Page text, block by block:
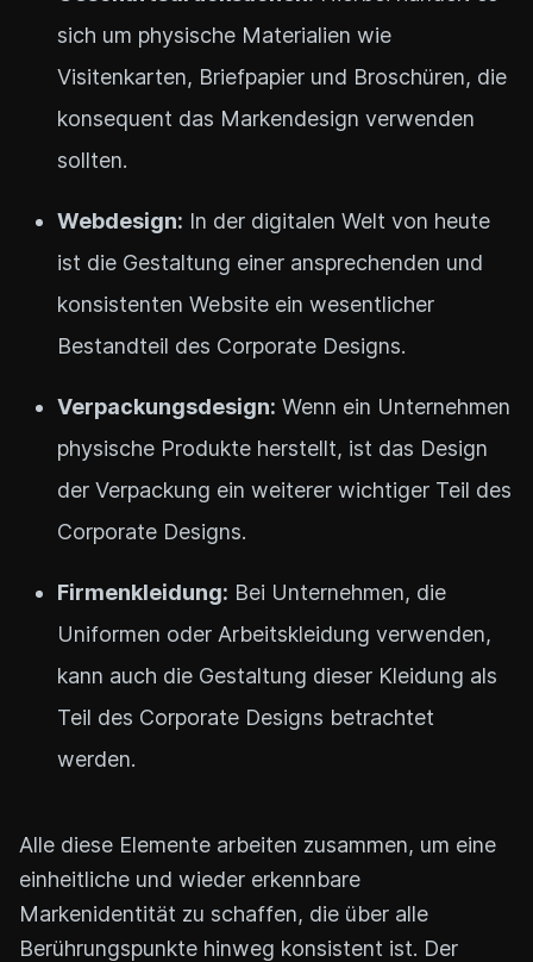
sich um physische Materialien wie
Visitenkarten, Briefpapier und Broschüren, die
konsequent das Markendesign verwenden
sollten.
Webdesign: In der digitalen Welt von heute
ist die Gestaltung einer ansprechenden und
konsistenten Website ein wesentlicher
Bestandteil des Corporate Designs.
Verpackungsdesign: Wenn ein Unternehmen
physische Produkte herstellt, ist das Design
der Verpackung ein weiterer wichtiger Teil des
Corporate Designs.
Firmenkleidung: Bei Unternehmen, die
Uniformen oder Arbeitskleidung verwenden,
kann auch die Gestaltung dieser Kleidung als
Teil des Corporate Designs betrachtet
werden.
Alle diese Elemente arbeiten zusammen, um eine
einheitliche und wieder erkennbare
Markenidentität zu schaffen, die über alle
Berührungspunkte hinweg konsistent ist. Der